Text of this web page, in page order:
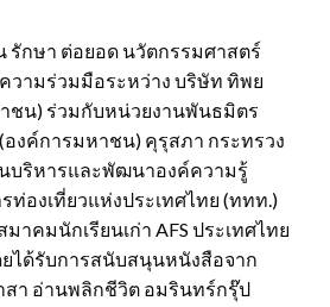
รักษา ต่อยอด นวัตกรรมศาสตร์
วามร่วมมือระหว่าง บริษัท ทิพย
ชน) ร่วมกับหน่วยงานพันธมิตร
งค์การมหาชน) คุรุสภา กระทรวง
บริหารและพัฒนาองค์ความรู้
ท่องเที่ยวแห่งประเทศไทย (ททท.)
คมนักเรียนเก่า AFS ประเทศไทย
ได้รับการสนับสนุนหนังสือจาก
า อ่านพลิกชีวิต อมรินทร์กรุ๊ป